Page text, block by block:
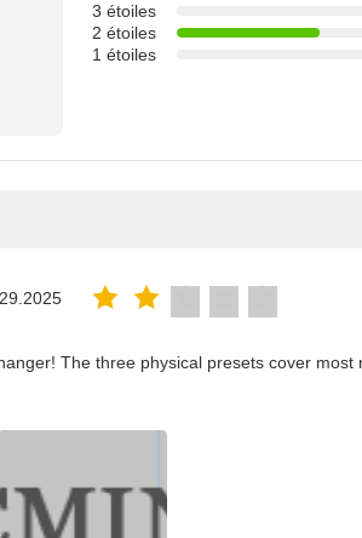
3 étoiles
2 étoiles
1 étoiles
The three physical presets cover